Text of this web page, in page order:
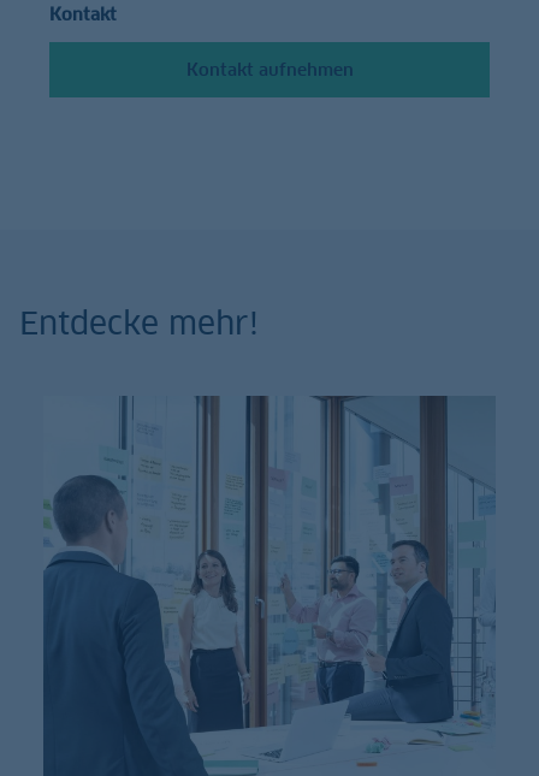
Kontakt
Kontakt aufnehmen
Entdecke mehr!